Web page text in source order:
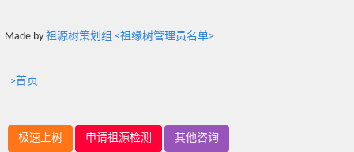
Made by 祖源树策划组 <祖缘树管理员名单>
>首页
极速上树 申请祖源检测 其他咨询